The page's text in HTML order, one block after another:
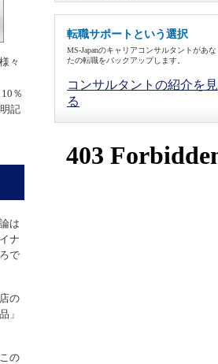
々
％
記
は
ナ
で
の
」
の
転職サポートという選択
MS-Japanのキャリアコンサルタントがあな
たの転職をバックアップします。
コンサルタントの紹介を見
る